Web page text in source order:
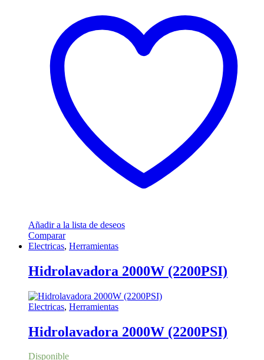
Añadir a la lista de deseos
Comparar
Electricas, Herramientas
Hidrolavadora 2000W (2200PSI)
Electricas, Herramientas
Hidrolavadora 2000W (2200PSI)
Disponible